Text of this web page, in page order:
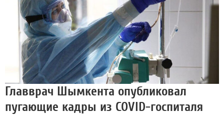
Главврач Шымкента опубликовал
пугающие кадры из COVID-госпиталя